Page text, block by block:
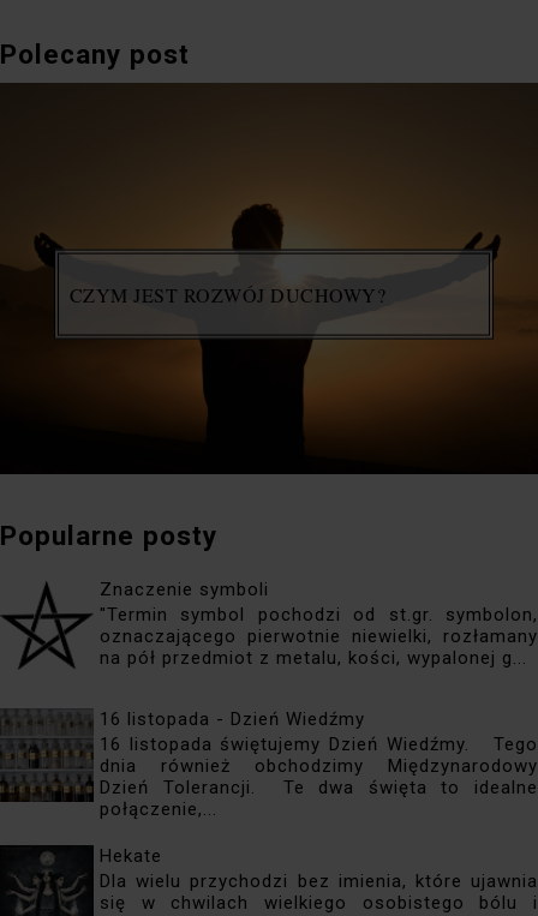
Polecany post
CZYM JEST ROZWÓJ DUCHOWY?
Popularne posty
Znaczenie symboli
"Termin symbol pochodzi od st.gr. symbolon,
oznaczającego pierwotnie niewielki, rozłamany
na pół przedmiot z metalu, kości, wypalonej g...
16 listopada - Dzień Wiedźmy
16 listopada świętujemy Dzień Wiedźmy. Tego
dnia również obchodzimy Międzynarodowy
Dzień Tolerancji. Te dwa święta to idealne
połączenie,...
Hekate
Dla wielu przychodzi bez imienia, które ujawnia
się w chwilach wielkiego osobistego bólu i